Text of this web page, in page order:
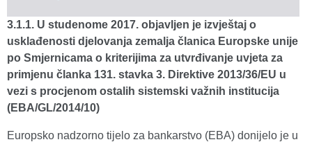
3.1.1. U studenome 2017. objavljen je izvještaj o
usklađenosti djelovanja zemalja članica Europske unije
po Smjernicama o kriterijima za utvrđivanje uvjeta za
primjenu članka 131. stavka 3. Direktive 2013/36/EU u
vezi s procjenom ostalih sistemski važnih institucija
(EBA/GL/2014/10)
Europsko nadzorno tijelo za bankarstvo (EBA) donijelo je u